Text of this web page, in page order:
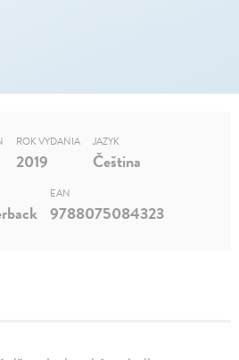
ROK VYDANIA
2019
JAZYK
Čeština
EAN
9788075084323